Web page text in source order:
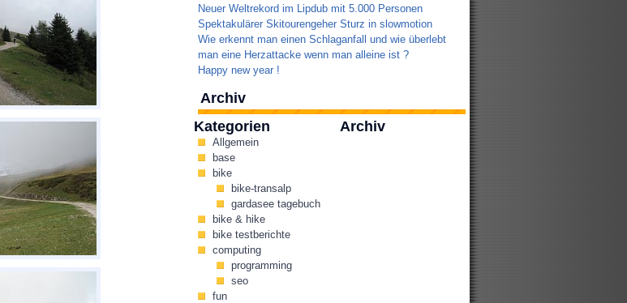
Neuer Weltrekord im Lipdub mit 5.000 Personen
Spektakulärer Skitourengeher Sturz in slowmotion
Wie erkennt man einen Schlaganfall und wie überlebt
man eine Herzattacke wenn man alleine ist ?
Happy new year !
Archiv
Kategorien
Allgemein
base
bike
bike-transalp
gardasee tagebuch
bike & hike
bike testberichte
computing
programming
seo
fun
Archiv